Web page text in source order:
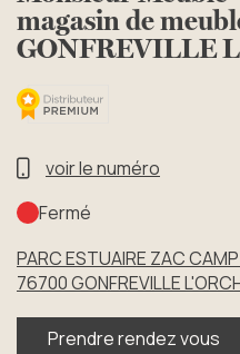
magasin de
GONFREVILLE
voir le numéro
Fermé
PARC ESTUAIRE ZAC
76700GONFREVILLE
Prendre rendez vous